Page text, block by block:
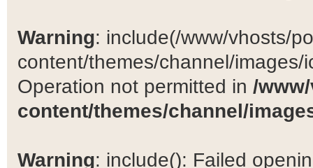
Warning: include(/www/vhosts/
content/themes/channel/
Operation not permitted in /
content/themes/channel/
Warning: include(): Failed